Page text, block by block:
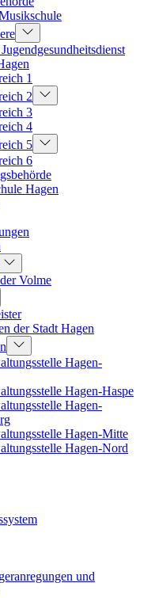
1
2
3
4
5
6
Hagen
Volme
der Stadt Hagen
Hagen-
Hagen-Haspe
Hagen-
Hagen-Mitte
Hagen-Nord
und